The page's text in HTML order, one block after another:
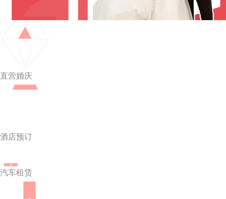
直营婚庆
酒店预订
汽车租赁